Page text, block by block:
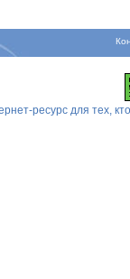
ресурс для тех,